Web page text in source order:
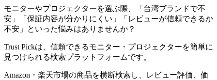
モニターやプロジェクターを選ぶ際、「台湾ブランドで不
安」「保証内容が分かりにくい」「レビューが信頼できるか
不安」といった悩みはありませんか？
Trust Pickは、信頼できるモニター・プロジェクターを簡単に
見つけられる検索プラットフォームです。
Amazon・楽天市場の商品を横断検索し、レビュー評価、価